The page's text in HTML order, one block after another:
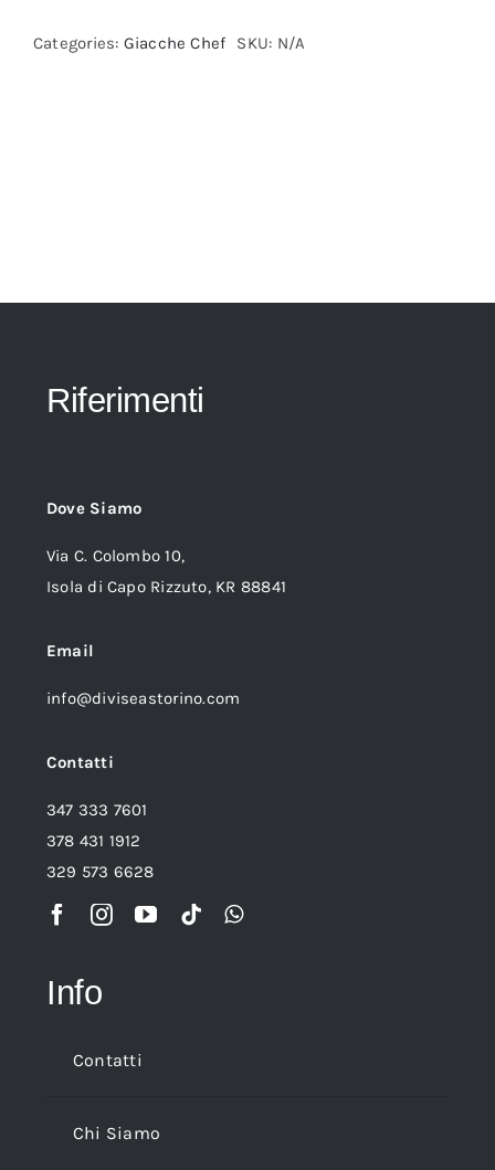
Categories: Giacche Chef SKU: N/A
Riferimenti
Dove Siamo
Via C. Colombo 10,
Isola di Capo Rizzuto, KR 88841
Email
info@diviseastorino.com
Contatti
347 333 7601
378 431 1912
329 573 6628
Info
Contatti
Chi Siamo